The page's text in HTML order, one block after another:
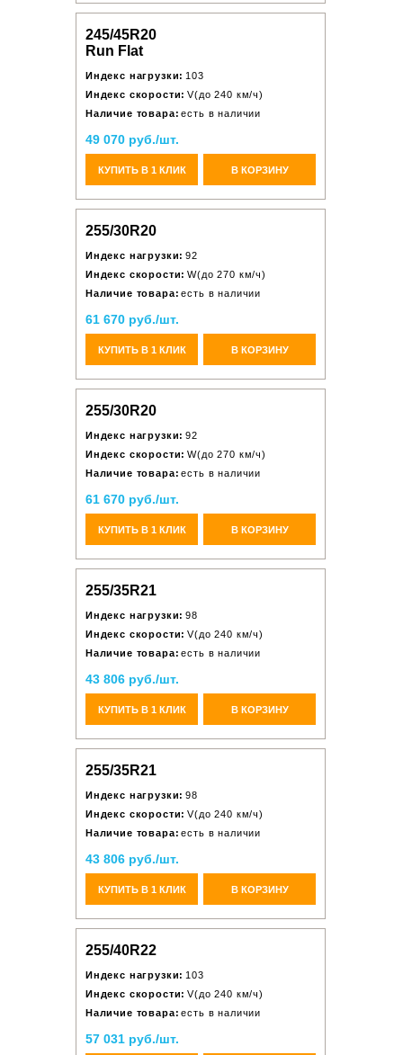
245/45R20
Run Flat
Индекс нагрузки: 103
Индекс скорости: V(до 240 км/ч)
Наличие товара: есть в наличии
49 070 руб./шт.
КУПИТЬ В 1 КЛИК В КОРЗИНУ
255/30R20
Индекс нагрузки: 92
Индекс скорости: W(до 270 км/ч)
Наличие товара: есть в наличии
61 670 руб./шт.
КУПИТЬ В 1 КЛИК В КОРЗИНУ
255/30R20
Индекс нагрузки: 92
Индекс скорости: W(до 270 км/ч)
Наличие товара: есть в наличии
61 670 руб./шт.
КУПИТЬ В 1 КЛИК В КОРЗИНУ
255/35R21
Индекс нагрузки: 98
Индекс скорости: V(до 240 км/ч)
Наличие товара: есть в наличии
43 806 руб./шт.
КУПИТЬ В 1 КЛИК В КОРЗИНУ
255/35R21
Индекс нагрузки: 98
Индекс скорости: V(до 240 км/ч)
Наличие товара: есть в наличии
43 806 руб./шт.
КУПИТЬ В 1 КЛИК В КОРЗИНУ
255/40R22
Индекс нагрузки: 103
Индекс скорости: V(до 240 км/ч)
Наличие товара: есть в наличии
57 031 руб./шт.